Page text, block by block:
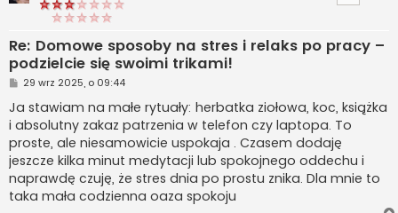
Re: Domowe sposoby na stres i relaks po pracy –
podzielcie się swoimi trikami!
P
s
t
29 wrz 2025, o 09:44
Ja stawiam na małe rytuały: herbatka ziołowa, koc, książka
i absolutny zakaz patrzenia w telefon czy laptopa. To
proste, ale niesamowicie uspokaja . Czasem dodaję
jeszcze kilka minut medytacji lub spokojnego oddechu i
naprawdę czuję, że stres dnia po prostu znika. Dla mnie to
taka mała codzienna oaza spokoju